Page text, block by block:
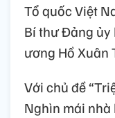
Tổ quốc Việt
Bí thư Đảng ủy
ương Hồ Xuân
Với chủ đề
Nghìn mái nhà